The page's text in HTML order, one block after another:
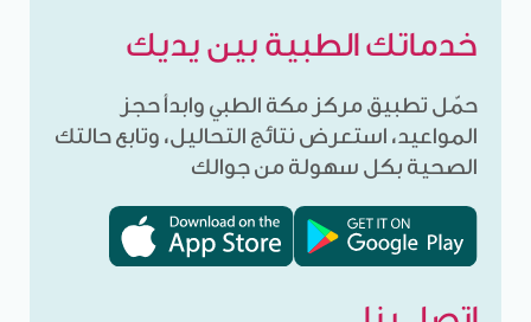
خدماتك الطبية بين يديك
حمّل تطبيق مركز مكة الطبي وابدأ حجز
المواعيد، استعرض نتائج التحاليل، وتابع حالتك
الصحية بكل سهولة من جوالك